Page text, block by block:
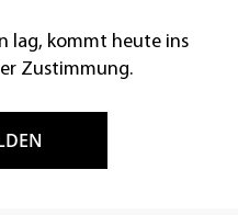
lag, kommt heute ins
Zustimmung.